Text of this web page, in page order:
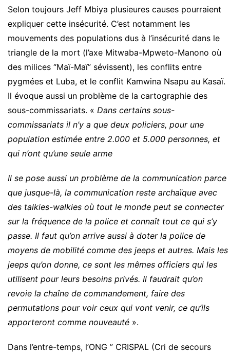
Selon toujours Jeff Mbiya plusieures causes pourraient
expliquer cette insécurité. C’est notamment les
mouvements des populations dus à l’insécurité dans le
triangle de la mort (l’axe Mitwaba-Mpweto-Manono où
des milices “Maï-Maï” sévissent), les conflits entre
pygmées et Luba, et le conflit Kamwina Nsapu au Kasaï.
Il évoque aussi un problème de la cartographie des
sous-commissariats. « Dans certains sous-
commissariats il n’y a que deux policiers, pour une
population estimée entre 2.000 et 5.000 personnes, et
qui n’ont qu’une seule arme
Il se pose aussi un problème de la communication parce
que jusque-là, la communication reste archaïque avec
des talkies-walkies où tout le monde peut se connecter
sur la fréquence de la police et connaît tout ce qui s’y
passe. Il faut qu’on arrive aussi à doter la police de
moyens de mobilité comme des jeeps et autres. Mais les
jeeps qu’on donne, ce sont les mêmes officiers qui les
utilisent pour leurs besoins privés. Il faudrait qu’on
revoie la chaîne de commandement, faire des
permutations pour voir ceux qui vont venir, ce qu’ils
apporteront comme nouveauté ».
Dans l’entre-temps, l’ONG ” CRISPAL (Cri de secours